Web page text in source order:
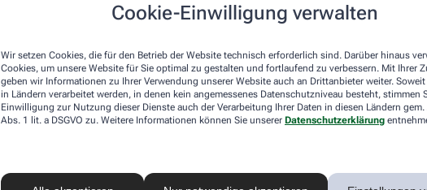
Cookie-Einwilligung verwalten
Wir setzen Cookies, die für den Betrieb der Website technisch erforderlich sind. Darüber hinaus
Cookies, um unsere Website für Sie optimal zu gestalten und fortlaufend zu verbessern. Mit Ihrer
geben wir Informationen zu Ihrer Verwendung unserer Website auch an Drittanbieter weiter. Soweit
in Ländern verarbeitet werden, in denen kein angemessenes Datenschutzniveau besteht, stimmen
Einwilligung zur Nutzung dieser Dienste auch der Verarbeitung Ihrer Daten in diesen Ländern
Abs. 1 lit. a DSGVO zu. Weitere Informationen können Sie unserer Datenschutzerklärung
Mehr erfahren
Magazin GESUND